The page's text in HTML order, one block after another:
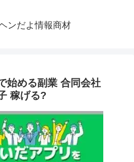
ンだよ情報商材
始める副業 合同会社
稼げる?